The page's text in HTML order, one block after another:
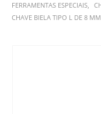
FERRAMENTAS ESPECIAIS,
CHAVE BIELA TIPO L DE 8